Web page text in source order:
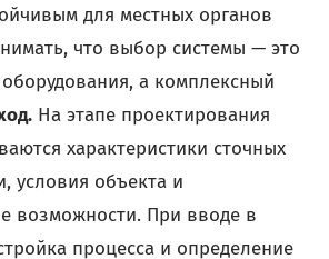
для местных органов
что выбор системы — это
а комплексный
На этапе проектирования
характеристики сточных
условия объекта и
возможности. При вводе в
процесса и определение